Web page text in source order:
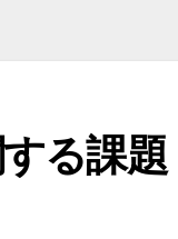
する課